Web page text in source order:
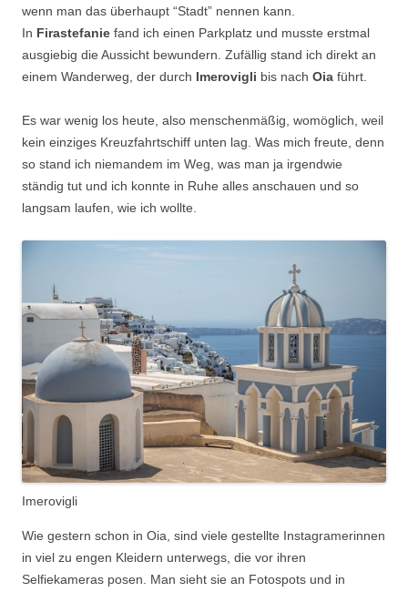
wenn man das überhaupt “Stadt” nennen kann.
In Firastefanie fand ich einen Parkplatz und musste erstmal
ausgiebig die Aussicht bewundern. Zufällig stand ich direkt an
einem Wanderweg, der durch Imerovigli bis nach Oia führt.
Es war wenig los heute, also menschenmäßig, womöglich, weil
kein einziges Kreuzfahrtschiff unten lag. Was mich freute, denn
so stand ich niemandem im Weg, was man ja irgendwie
ständig tut und ich konnte in Ruhe alles anschauen und so
langsam laufen, wie ich wollte.
Imerovigli
Wie gestern schon in Oia, sind viele gestellte Instagramerinnen
in viel zu engen Kleidern unterwegs, die vor ihren
Selfiekameras posen. Man sieht sie an Fotospots und in